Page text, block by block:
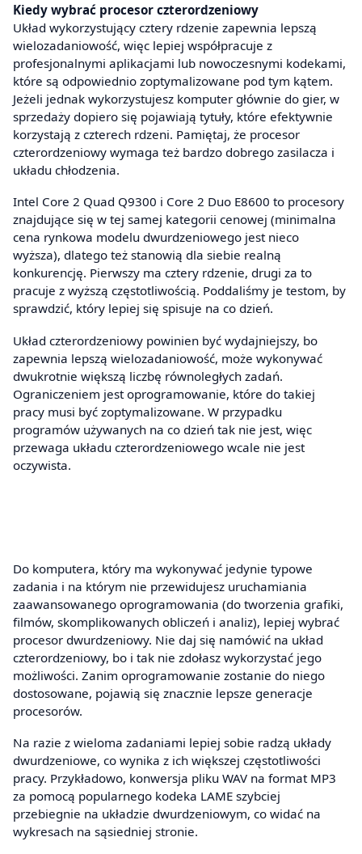
Kiedy wybrać procesor czterordzeniowy
Układ wykorzystujący cztery rdzenie zapewnia lepszą
wielozadaniowość, więc lepiej współpracuje z
profesjonalnymi aplikacjami lub nowoczesnymi kodekami,
które są odpowiednio zoptymalizowane pod tym kątem.
Jeżeli jednak wykorzystujesz komputer głównie do gier, w
sprzedaży dopiero się pojawiają tytuły, które efektywnie
korzystają z czterech rdzeni. Pamiętaj, że procesor
czterordzeniowy wymaga też bardzo dobrego zasilacza i
układu chłodzenia.
Intel Core 2 Quad Q9300 i Core 2 Duo E8600 to procesory
znajdujące się w tej samej kategorii cenowej (minimalna
cena rynkowa modelu dwurdzeniowego jest nieco
wyższa), dlatego też stanowią dla siebie realną
konkurencję. Pierwszy ma cztery rdzenie, drugi za to
pracuje z wyższą częstotliwością. Poddaliśmy je testom, by
sprawdzić, który lepiej się spisuje na co dzień.
Układ czterordzeniowy powinien być wydajniejszy, bo
zapewnia lepszą wielozadaniowość, może wykonywać
dwukrotnie większą liczbę równoległych zadań.
Ograniczeniem jest oprogramowanie, które do takiej
pracy musi być zoptymalizowane. W przypadku
programów używanych na co dzień tak nie jest, więc
przewaga układu czterordzeniowego wcale nie jest
oczywista.
Do komputera, który ma wykonywać jedynie typowe
zadania i na którym nie przewidujesz uruchamiania
zaawansowanego oprogramowania (do tworzenia grafiki,
filmów, skomplikowanych obliczeń i analiz), lepiej wybrać
procesor dwurdzeniowy. Nie daj się namówić na układ
czterordzeniowy, bo i tak nie zdołasz wykorzystać jego
możliwości. Zanim oprogramowanie zostanie do niego
dostosowane, pojawią się znacznie lepsze generacje
procesorów.
Na razie z wieloma zadaniami lepiej sobie radzą układy
dwurdzeniowe, co wynika z ich większej częstotliwości
pracy. Przykładowo, konwersja pliku WAV na format MP3
za pomocą popularnego kodeka LAME szybciej
przebiegnie na układzie dwurdzeniowym, co widać na
wykresach na sąsiedniej stronie.